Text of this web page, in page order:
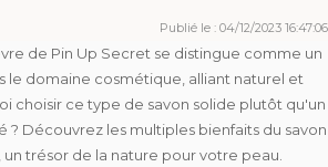
Publié le : 04/12/2023 16:47:06
de Pin Up Secret se distingue comme un
le domaine cosmétique, alliant naturel et
choisir ce type de savon solide plutôt qu'un
Découvrez les multiples bienfaits du savon
trésor de la nature pour votre peau.